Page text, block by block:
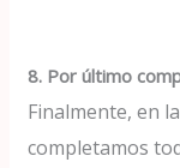
8. Por último
Finalmente, en
completamos